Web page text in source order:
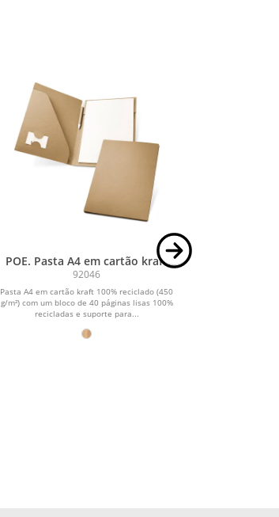
POE. Pasta A4 em cartão kraft
100% reciclado (450 g/m²), com
bloco de páginas lisas recicladas
92046
Pasta A4 em cartão kraft 100% reciclado (450
g/m²) com um bloco de 40 páginas lisas 100%
recicladas e suporte para...